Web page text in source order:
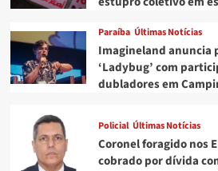
ser
foco
de
ataques
a
Paraíba Últimas Notícias
Imagineland anuncia
‘Ladybug’ com
dubladores em
Policial Últimas Notícias
Coronel foragido nos
cobrado por dívida